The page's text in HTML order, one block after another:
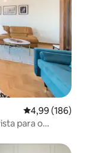
Classificação
4,99 (186)
para o